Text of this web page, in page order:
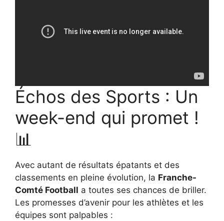
Échos des Sports : Un
week-end qui promet !
📊
Avec autant de résultats épatants et des
classements en pleine évolution, la Franche-
Comté Football a toutes ses chances de briller.
Les promesses d’avenir pour les athlètes et les
équipes sont palpables :